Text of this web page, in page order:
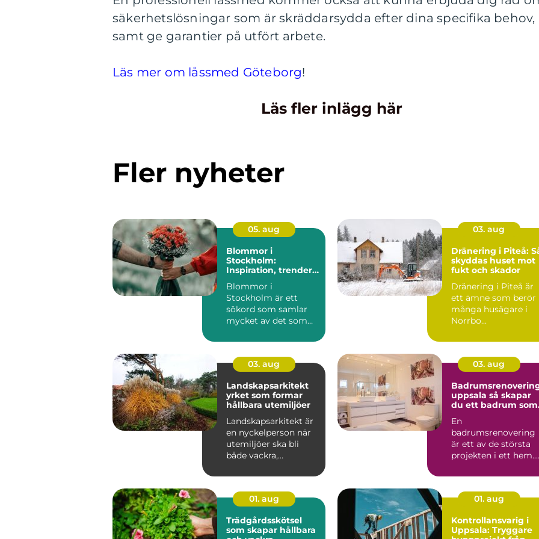
säkerhetslösningar som är skräddarsydda efter dina specifika behov,
samt ge garantier på utfört arbete.
Läs mer om låssmed Göteborg!
Läs fler inlägg här
Fler nyheter
05. aug
Blommor i
Stockholm:
Inspiration, trender
Blommor i
Stockholm är ett
sökord som samlar
mycket av det som
levand...
03. aug
Dränering i Piteå:
skyddas huset mot
fukt och skador
Dränering i Piteå är
ett ämne som berör
många husägare i
Norrbo...
03. aug
Landskapsarkitekt
yrket som formar
hållbara utemiljöer
Landskapsarkitekt är
en nyckelperson när
utemiljöer ska bli
både vackra,
hållbara ö...
03. aug
uppsala så skapar
du ett badrum som
En
badrumsrenovering
är ett av de största
projekten i ett hem.
hög, arbetet påverk...
01. aug
Trädgårdsskötsel
som skapar hållbara
01. aug
Kontrollansvarig i
Uppsala: Tryggare